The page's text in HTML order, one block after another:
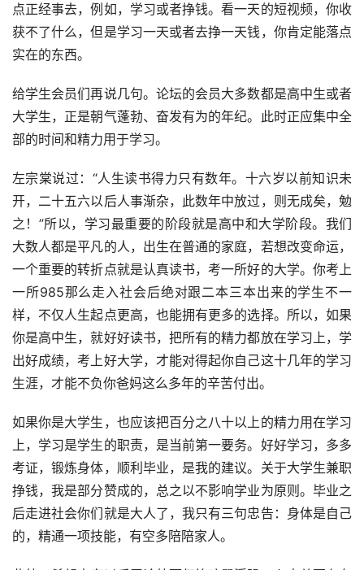
点正经事去，例如，学习或者挣钱。看一天的短视频，你收
获不了什么，但是学习一天或者去挣一天钱，你肯定能落点
实在的东西。
给学生会员们再说几句。论坛的会员大多数都是高中生或者
大学生，正是朝气蓬勃、奋发有为的年纪。此时正应集中全
部的时间和精力用于学习。
左宗棠说过：“人生读书得力只有数年。十六岁以前知识未
开，二十五六以后人事渐杂，此数年中放过，则无成矣，勉
之！”所以，学习最重要的阶段就是高中和大学阶段。我们
大数人都是平凡的人，出生在普通的家庭，若想改变命运，
一个重要的转折点就是认真读书，考一所好的大学。你考上
一所985那么走入社会后绝对跟二本三本出来的学生不一
样，不仅人生起点更高，也能拥有更多的选择。所以，如果
你是高中生，就好好读书，把所有的精力都放在学习上，学
出好成绩，考上好大学，才能对得起你自己这十几年的学习
生涯，才能不负你爸妈这么多年的辛苦付出。
如果你是大学生，也应该把百分之八十以上的精力用在学习
上，学习是学生的职责，是当前第一要务。好好学习，多多
考证，锻炼身体，顺利毕业，是我的建议。关于大学生兼职
挣钱，我是部分赞成的，总之以不影响学业为原则。毕业之
后走进社会你们就是大人了，我只有三句忠告：身体是自己
的，精通一项技能，有空多陪陪家人。